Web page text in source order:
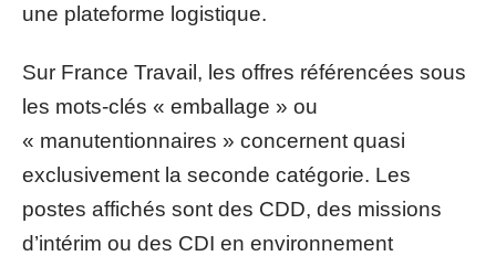
une plateforme logistique.
Sur France Travail, les offres référencées sous
les mots-clés « emballage » ou
« manutentionnaires » concernent quasi
exclusivement la seconde catégorie. Les
postes affichés sont des CDD, des missions
d’intérim ou des CDI en environnement